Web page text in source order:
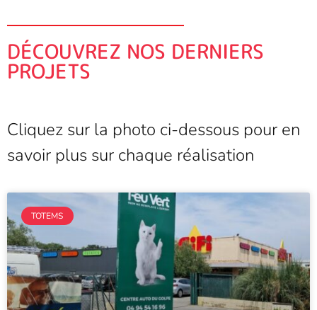
DÉCOUVREZ NOS DERNIERS
PROJETS
Cliquez sur la photo ci-dessous pour en
savoir plus sur chaque réalisation
TOTEMS